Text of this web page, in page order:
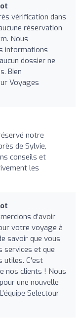
vérification dans
réservation
Nous
informations
dossier ne
Bien
Voyages
notre
de Sylvie,
conseils et
les
d'avoir
votre voyage à
savoir que vous
services et que
utiles. C'est
nos clients ! Nous
une nouvelle
Selectour